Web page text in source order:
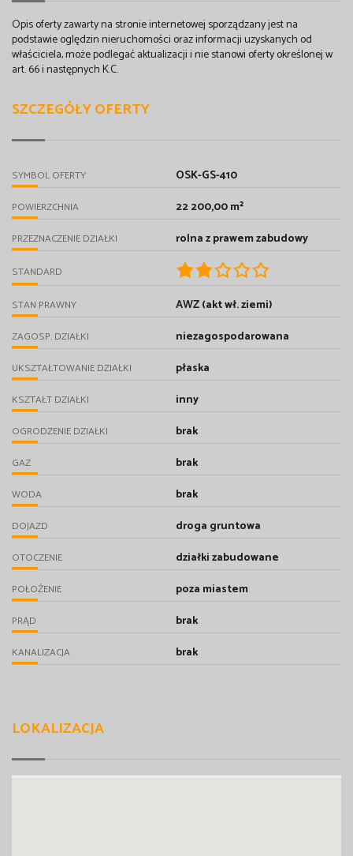
Opis oferty zawarty na stronie internetowej sporządzany jest na
podstawie oględzin nieruchomości oraz informacji uzyskanych od
właściciela, może podlegać aktualizacji i nie stanowi oferty określonej w
art. 66 i następnych K.C.
SZCZEGÓŁY OFERTY
SYMBOL OFERTY OSK-GS-410
POWIERZCHNIA 22 200,00 m²
PRZEZNACZENIE DZIAŁKI rolna z prawem zabudowy
STANDARD
STAN PRAWNY AWZ (akt wł. ziemi)
ZAGOSP. DZIAŁKI niezagospodarowana
UKSZTAŁTOWANIE DZIAŁKI płaska
KSZTAŁT DZIAŁKI inny
OGRODZENIE DZIAŁKI brak
GAZ brak
WODA brak
DOJAZD droga gruntowa
OTOCZENIE działki zabudowane
POŁOŻENIE poza miastem
PRĄD brak
KANALIZACJA brak
LOKALIZACJA